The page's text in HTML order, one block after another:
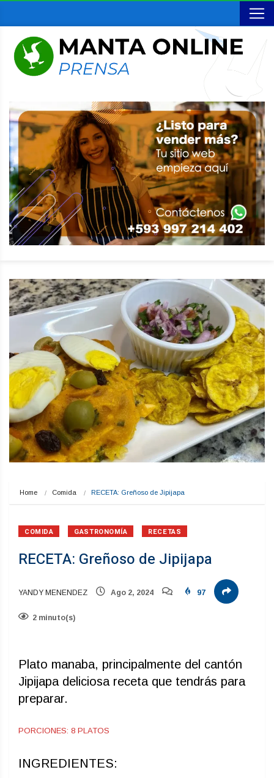
Home Comida RECETA: Greñoso de Jipijapa
COMIDA GASTRONOMÍA RECETAS
RECETA: Greñoso de Jipijapa
YANDY MENENDEZ Ago 2, 2024 97
2 minuto(s)
Plato manaba, principalmente del cantón
Jipijapa deliciosa receta que tendrás para
preparar.
PORCIONES: 8 PLATOS
INGREDIENTES: